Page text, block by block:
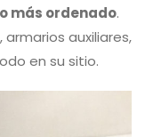
más ordenado.
auxiliares,
en su sitio.